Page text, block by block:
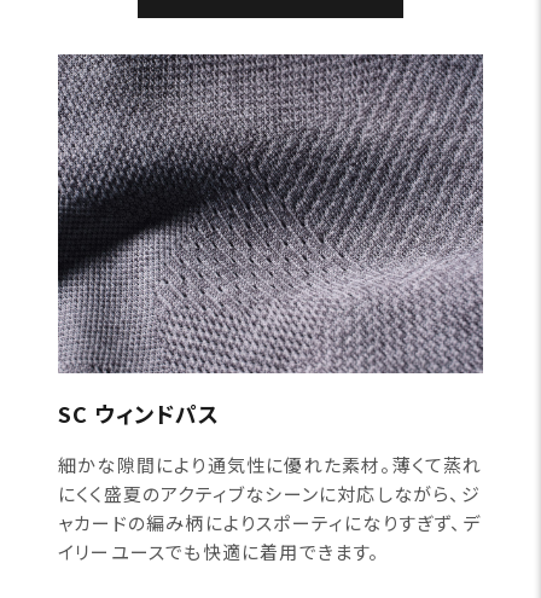
SC ウィンドパス
細かな隙間により通気性に優れた素材。薄くて蒸れ
にくく盛夏のアクティブなシーンに対応しながら、ジ
ャカードの編み柄によりスポーティになりすぎず、デ
イリーユースでも快適に着用できます。